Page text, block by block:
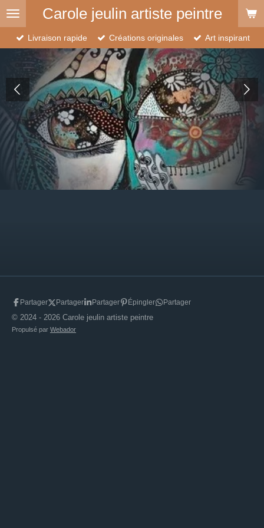
Passer
contenu
principal
Carole jeulin artiste peintre
Livraison rapide Créations originales Art inspirant
Partager Partager Partager Épingler Partager
© 2024 - 2026 Carole jeulin artiste peintre
Propulsé par Webador